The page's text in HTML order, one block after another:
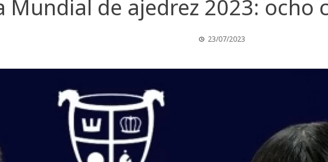
Mundial de ajedrez 2023: ocho
23/07/2023